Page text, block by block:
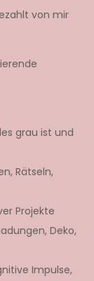
von mir
grau ist und
Rätseln,
Projekte
Deko,
Impulse,